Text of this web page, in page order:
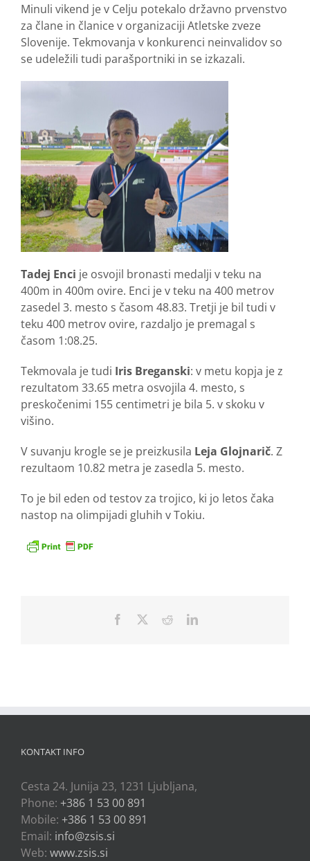
Minuli vikend je v Celju potekalo državno prvenstvo
za člane in članice v organizaciji Atletske zveze
Slovenije. Tekmovanja v konkurenci neinvalidov so
se udeležili tudi parašportniki in se izkazali.
Tadej Enci je osvojil bronasti medalji v teku na
400m in 400m ovire. Enci je v teku na 400 metrov
zasedel 3. mesto s časom 48.83. Tretji je bil tudi v
teku 400 metrov ovire, razdaljo je premagal s
časom 1:08.25.
Tekmovala je tudi Iris Breganski: v metu kopja je z
rezultatom 33.65 metra osvojila 4. mesto, s
preskočenimi 155 centimetri je bila 5. v skoku v
višino.
V suvanju krogle se je preizkusila Leja Glojnarič. Z
rezultaom 10.82 metra je zasedla 5. mesto.
To je bil eden od testov za trojico, ki jo letos čaka
nastop na olimpijadi gluhih v Tokiu.
Facebook RedditLinkedIn
KONTAKT INFO
Cesta 24. Junija 23, 1231 Ljubljana,
Phone: +386 1 53 00 891
Mobile: +386 1 53 00 891
Email: info@zsis.si
Web: www.zsis.si